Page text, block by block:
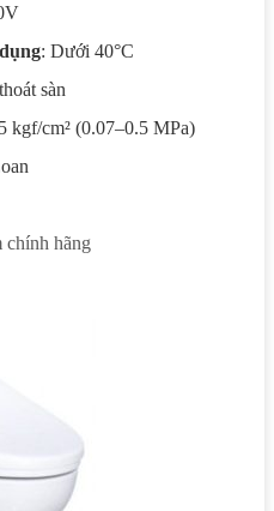
: Dưới 40°C
sàn
kgf/cm² (0.07–0.5 MPa)
chính hãng